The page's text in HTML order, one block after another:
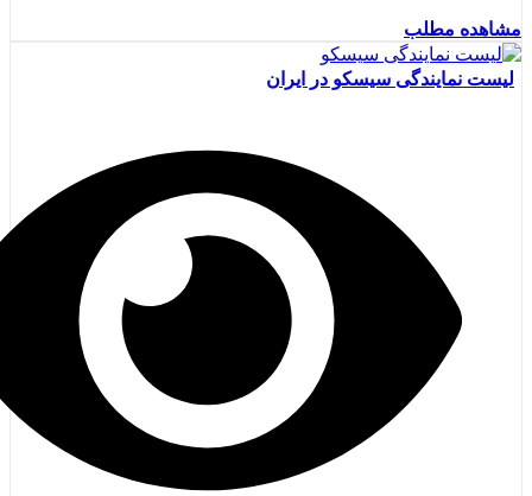
مشاهده مطلب
لیست نمایندگی سیسکو در ایران